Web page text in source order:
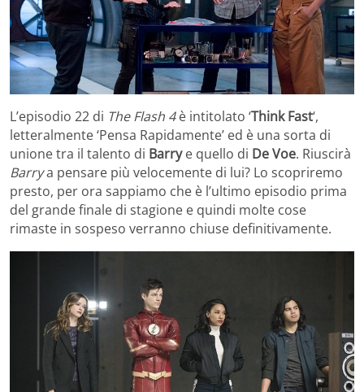
L’episodio 22 di The Flash 4è intitolato ‘Think Fast‘,
letteralmente ‘Pensa Rapidamente’ ed è una sorta di
unione tra il talento di Barrye quello di De Voe. Riuscirà
Barrya pensare più velocemente di lui? Lo scopriremo
presto, per ora sappiamo che è l’ultimo episodio prima
del grande finale di stagione e quindi molte cose
rimaste in sospeso verranno chiuse definitivamente.